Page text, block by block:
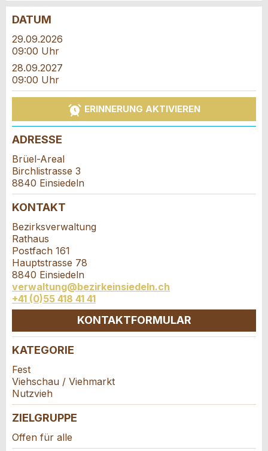
Anzeige beanstanden
Ihr Feedback wird sehr geschätzt!
Allgemeines Feedback
Anzeige nicht mehr gültig
Anzeige unvollständig
Nachricht
* Eingabe erforderlich
Zur Qualitätssicherung wird eine Kopie der E-Mail
an guidle übermittelt.
NACHRICHT SENDEN
Anzeige weiterempfehlen
Empfehlen Sie diese Anzeige an Freunde weiter.
* Eingabe erforderlich
ANZEIGE WEITEREMPFEHLEN
Schliessen
Reservation
Veranstaltungsdatum *:
Anzahl der Teilnehmer *:
Firma / Organisation:
Adresszusatz:
Strasse und Nr. *:
PLZ / Ort *:
E-Mail *:
Telefon *:
DATUM
29.09.2026
09:00 Uhr
28.09.2027
09:00 Uhr
ERINNERUNG AKTIVIEREN
ADRESSE
Brüel-Areal
Birchlistrasse 3
8840 Einsiedeln
KONTAKT
Bezirksverwaltung
Rathaus
Postfach 161
Hauptstrasse 78
8840 Einsiedeln
verwaltung@bezirkeinsiedeln.ch
+41 (0)55 418 41 41
KONTAKTFORMULAR
Kontakt
Verfassen Sie eine Nachricht für die
KATEGORIE
Fest
Viehschau / Viehmarkt
Nutzvieh
ZIELGRUPPE
Offen für alle